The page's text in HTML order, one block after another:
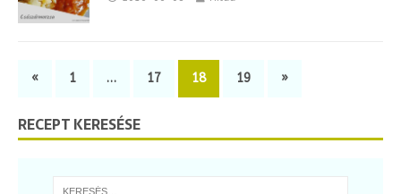
« 1 … 17 18 19 »
RECEPT KERESÉSE